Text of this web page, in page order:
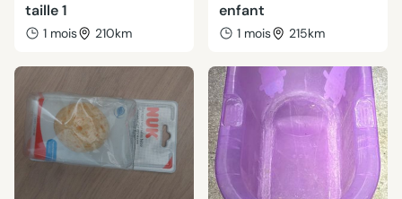
taille 1
1 mois 210km
enfant
1 mois 215km